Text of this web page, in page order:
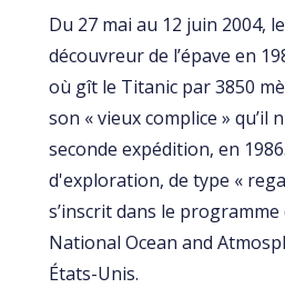
Du 27 mai au 12 juin 2004,
découvreur de l’épave en
où gît le Titanic par 3850
son « vieux complice » qu’il
seconde expédition, en
d'exploration, de type «
s’inscrit dans le programme
National Ocean and
États-Unis.